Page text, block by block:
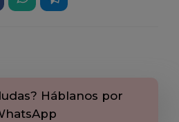
Háblanos por